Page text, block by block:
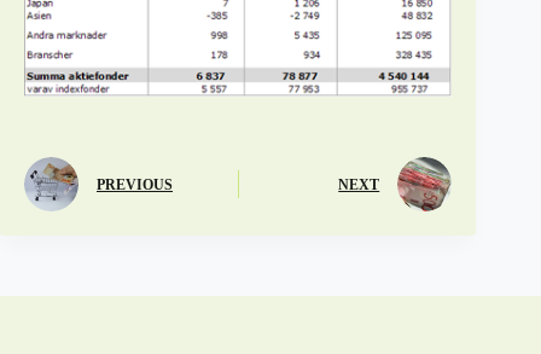
PREVIOUS NEXT